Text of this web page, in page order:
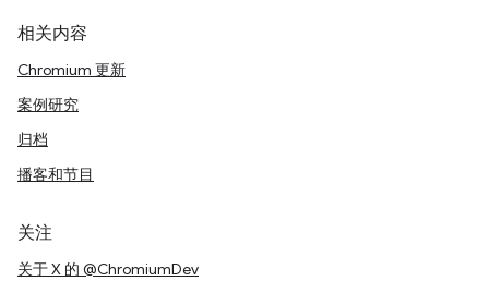
相关内容
Chromium 更新
案例研究
归档
播客和节目
关注
关于 X 的 @ChromiumDev